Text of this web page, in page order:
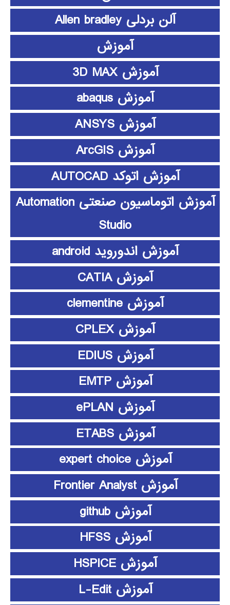
آلن بردلی Allen bradley
آموزش
آموزش 3D MAX
آموزش abaqus
آموزش ANSYS
آموزش ArcGIS
آموزش اتوکد AUTOCAD
آموزش اتوماسیون صنعتی Automation
Studio
آموزش اندوروید android
آموزش CATIA
آموزش clementine
آموزش CPLEX
آموزش EDIUS
آموزش EMTP
آموزش ePLAN
آموزش ETABS
آموزش expert choice
آموزش Frontier Analyst
آموزش github
آموزش HFSS
آموزش HSPICE
آموزش L-Edit